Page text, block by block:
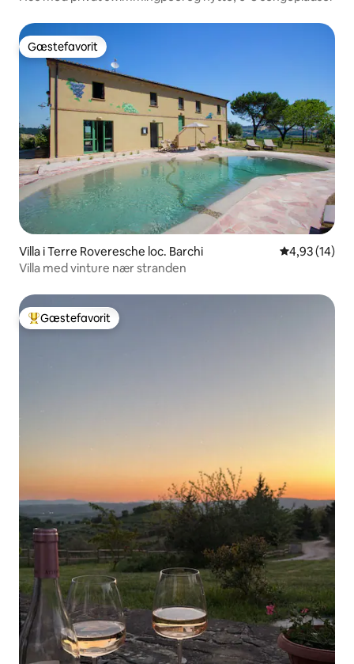
Gæstefavorit
Gæstefavorit
Villa i Terre Roveresche loc. Barchi 4,93 ud af 5
4,93 (14)
Villa med vinture nær stranden
Bedste gæstefavorit
Gæstefavorit